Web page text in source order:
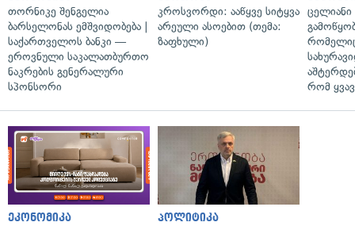
თორნიკე შენგელია
ბარსელონას ემშვიდობება |
საქართველოს ბანკი —
ეროვნული საკალათბურთო
ნაკრების გენერალური
სპონსორი
კროსვორდი: ააწყვე სიტყვა
არეული ასოებით (თემა:
ზაფხული)
რომელიც
რომ
ეკონომიკა პოლიტიკა